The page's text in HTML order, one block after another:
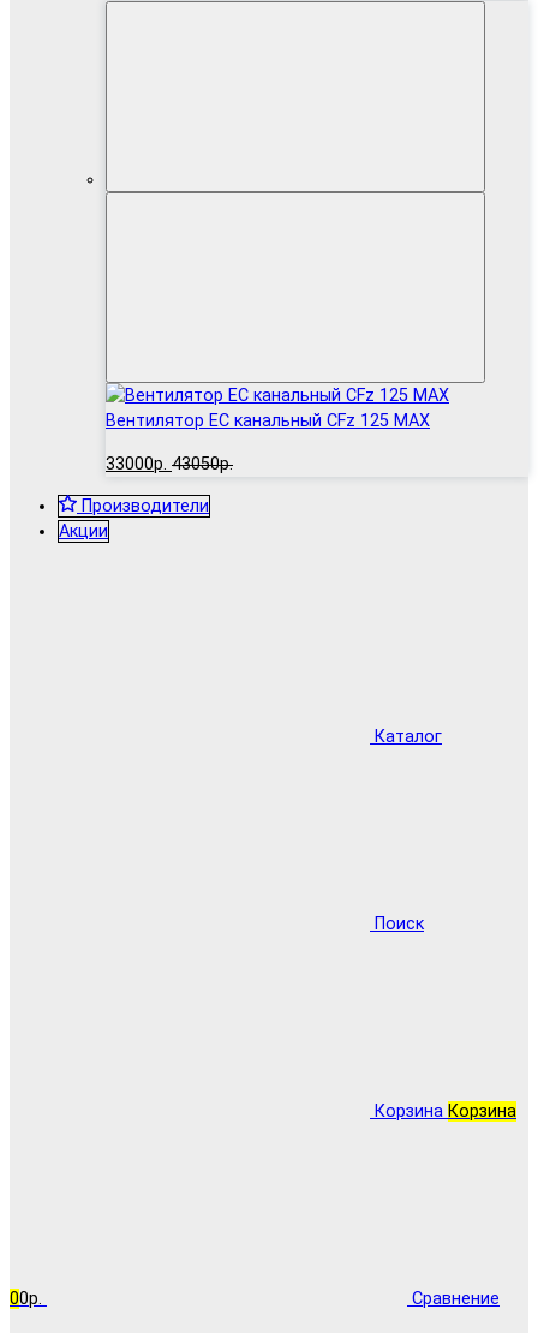
Вентилятор EC канальный CFz 125 MAX
33000р. 43050р.
Производители
Акции
Каталог
Поиск
Корзина Корзина
00р. Сравнение